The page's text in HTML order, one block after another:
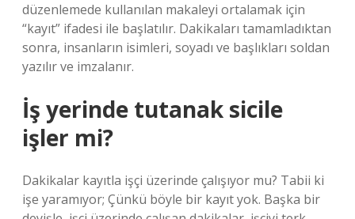
düzenlemede kullanılan makaleyi ortalamak için
“kayıt” ifadesi ile başlatılır. Dakikaları tamamladıktan
sonra, insanların isimleri, soyadı ve başlıkları soldan
yazılır ve imzalanır.
İş yerinde tutanak sicile
işler mi?
Dakikalar kayıtla işçi üzerinde çalışıyor mu? Tabii ki
işe yaramıyor; Çünkü böyle bir kayıt yok. Başka bir